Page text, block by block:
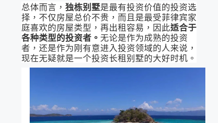
总体而言， 独栋别墅是最有投资价值的投资选
择，不仅房屋总价不贵，而且是最受菲律宾家
庭喜欢的房屋类型，再出租容易，因此适合于
各种类型的投资者。 无论是作为成熟的投资
者，还是作为刚有意进入投资领域的人来说，
现在无疑就是一个投资长租别墅的大好时机。